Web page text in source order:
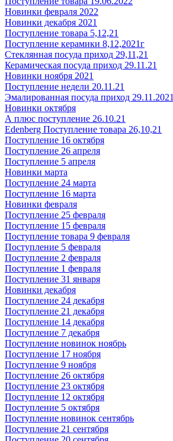
Новинки февраля 2022
Новинки декабря 2021
Поступление товара 5,12,21
Поступление керамики 8,12,2021г
Стеклянная посуда приход 29,11,21
Керамическая посуда приход 29.11.21
Новинки ноября 2021
Поступление недели 20.11.21
Эмалированная посуда приход 29.11.2021
Новинки октября
А плюс поступление 26.10.21
Edenberg Поступление товара 26,10,21
Поступление 16 октября
Поступление 26 апреля
Поступление 5 апреля
Новинки марта
Поступление 24 марта
Поступление 16 марта
Новинки февраля
Поступление 25 февраля
Поступление 15 февраля
Поступление товара 9 февраля
Поступление 5 февраля
Поступление 2 февраля
Поступление 1 февраля
Поступление 31 января
Новинки декабря
Поступление 24 декабря
Поступление 21 декабря
Поступление 14 декабря
Поступление 7 декабря
Поступление новинок ноябрь
Поступление 17 ноября
Поступление 9 ноября
Поступление 26 октября
Поступление 23 октября
Поступление 12 октября
Поступление 5 октября
Поступление новинок сентябрь
Поступление 21 сентября